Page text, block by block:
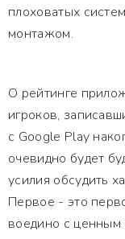
плоховатых
монтажом.
О рейтинге
игроков,
с Google Play
очевидно будет
усилия обсудить
Первое - это
воедино с ценным